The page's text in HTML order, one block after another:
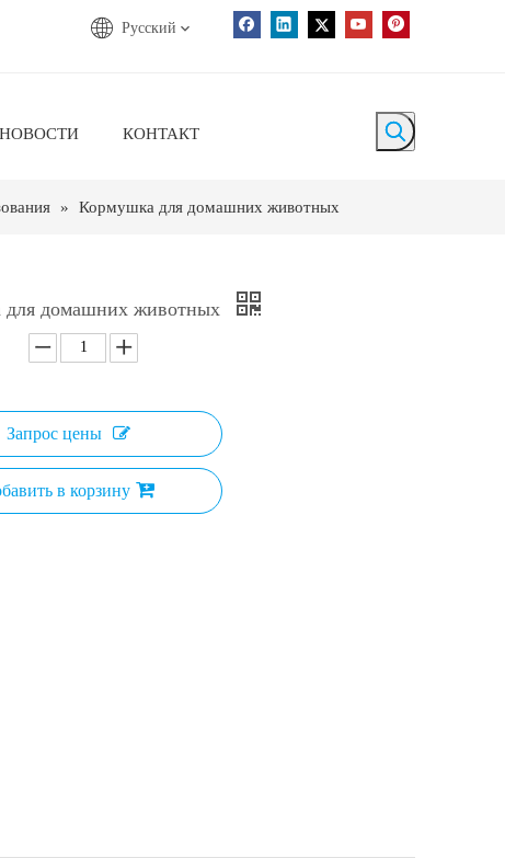
Pусский
НОВОСТИ КОНТАКТ
» Кормушка для домашних животных
домашних животных
Запрос цены
в корзину